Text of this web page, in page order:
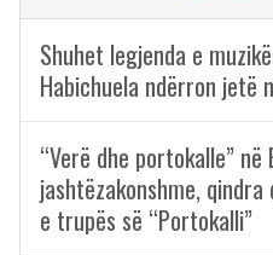
Shuhet legjenda e
Habichuela ndërron jetë
“Verë dhe portokalle”
jashtëzakonshme,
e trupës së “Portokalli”